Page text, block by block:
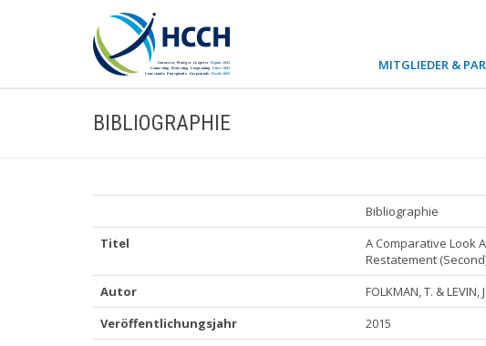
MITGLIEDER &
BIBLIOGRAPHIE
Bibliographie
Titel
A Comparative Look
Restatement
Autor
FOLKMAN, T. & LEVIN, J.
Veröffentlichungsjahr
2015